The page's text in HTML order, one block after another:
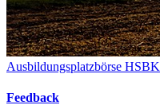
Ausbildungsplatzbörse HSBK
Feedback